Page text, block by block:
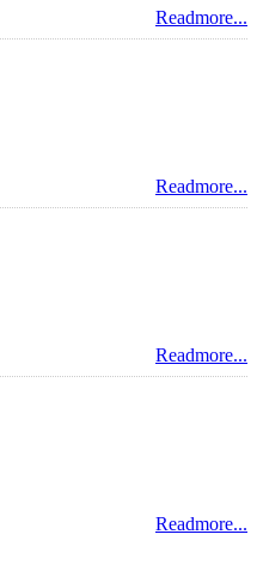
Readmore...
Readmore...
Readmore...
Readmore...